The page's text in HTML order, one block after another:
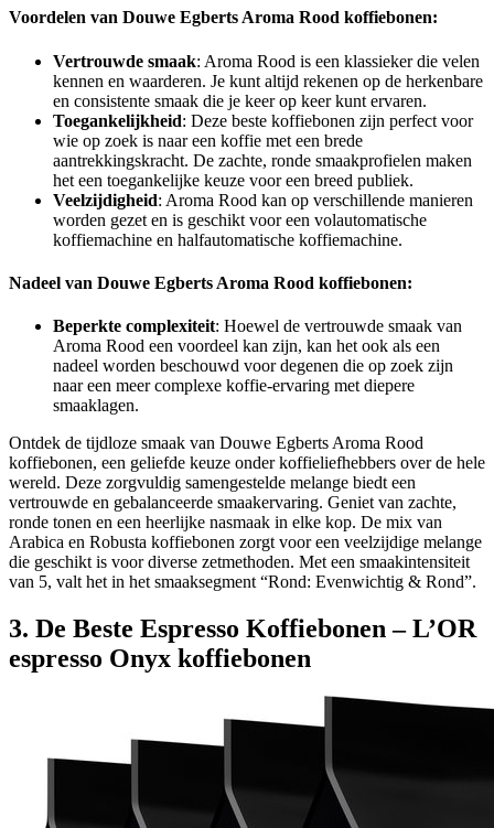
Voordelen van Douwe Egberts Aroma Rood koffiebonen:
Vertrouwde smaak: Aroma Rood is een klassieker die velen
kennen en waarderen. Je kunt altijd rekenen op de herkenbare
en consistente smaak die je keer op keer kunt ervaren.
Toegankelijkheid: Deze beste koffiebonen zijn perfect voor
wie op zoek is naar een koffie met een brede
aantrekkingskracht. De zachte, ronde smaakprofielen maken
het een toegankelijke keuze voor een breed publiek.
Veelzijdigheid: Aroma Rood kan op verschillende manieren
worden gezet en is geschikt voor een volautomatische
koffiemachine en halfautomatische koffiemachine.
Nadeel van Douwe Egberts Aroma Rood koffiebonen:
Beperkte complexiteit: Hoewel de vertrouwde smaak van
Aroma Rood een voordeel kan zijn, kan het ook als een
nadeel worden beschouwd voor degenen die op zoek zijn
naar een meer complexe koffie-ervaring met diepere
smaaklagen.
Ontdek de tijdloze smaak van Douwe Egberts Aroma Rood
koffiebonen, een geliefde keuze onder koffieliefhebbers over de hele
wereld. Deze zorgvuldig samengestelde melange biedt een
vertrouwde en gebalanceerde smaakervaring. Geniet van zachte,
ronde tonen en een heerlijke nasmaak in elke kop. De mix van
Arabica en Robusta koffiebonen zorgt voor een veelzijdige melange
die geschikt is voor diverse zetmethoden. Met een smaakintensiteit
van 5, valt het in het smaaksegment “Rond: Evenwichtig & Rond”.
3. De Beste Espresso Koffiebonen – L’OR
espresso Onyx koffiebonen